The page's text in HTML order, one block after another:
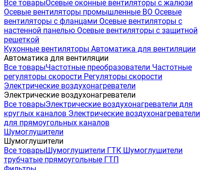
Все товарыОсевые оконные вентиляторы с жалюзи
Осевые вентиляторы промышленные ВО Осевые
вентиляторы с фланцами Осевые вентиляторы с
настенной панелью Осевые вентиляторы с защитной
решеткой
Кухонные вентиляторы Автоматика для вентиляции
Автоматика для вентиляции
Все товарыЧастотные преобразователи Частотные
регуляторы скорости Регуляторы скорости
Электрические воздухонагреватели
Электрические воздухонагреватели
Все товарыЭлектрические воздухонагреватели для
круглых каналов Электрические воздухонагреватели
для прямоугольных каналов
Шумоглушители
Шумоглушители
Все товарыШумоглушители ГТК Шумоглушители
трубчатые прямоугольные ГТП